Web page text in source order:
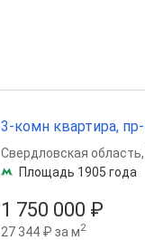
3-комн квартира,
1 750 000 ₽
27 344 ₽ за м2
Свердловская область,
Площадь 1905 года